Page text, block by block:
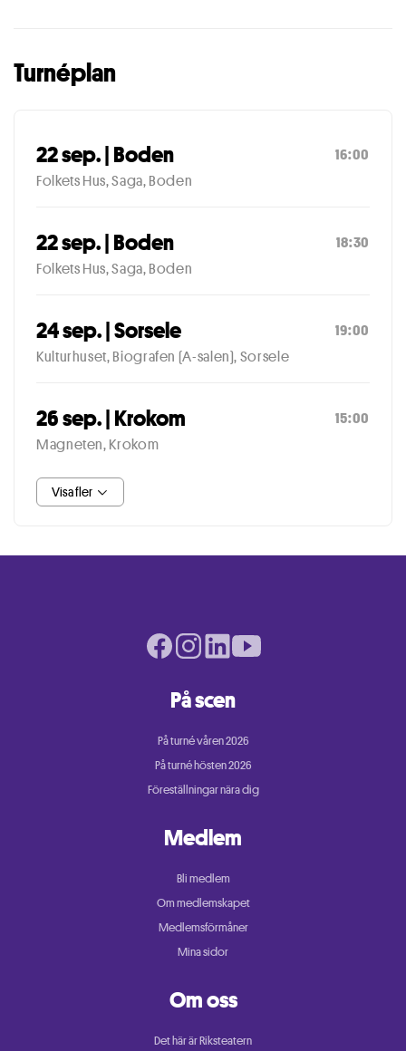
Turnéplan
22 sep. | Boden
Folkets Hus, Saga, Boden
16:00
22 sep. | Boden
Folkets Hus, Saga, Boden
18:30
24 sep. | Sorsele
Kulturhuset, Biografen (A-salen), Sorsele
19:00
26 sep. | Krokom
Magneten, Krokom
15:00
Visa fler
På scen
På turné våren 2026
På turné hösten 2026
Föreställningar nära dig
Medlem
Bli medlem
Om medlemskapet
Medlemsförmåner
Mina sidor
Om oss
Det här är Riksteatern
Facebook page
Instagram page
LinkedIn pageYoutube page